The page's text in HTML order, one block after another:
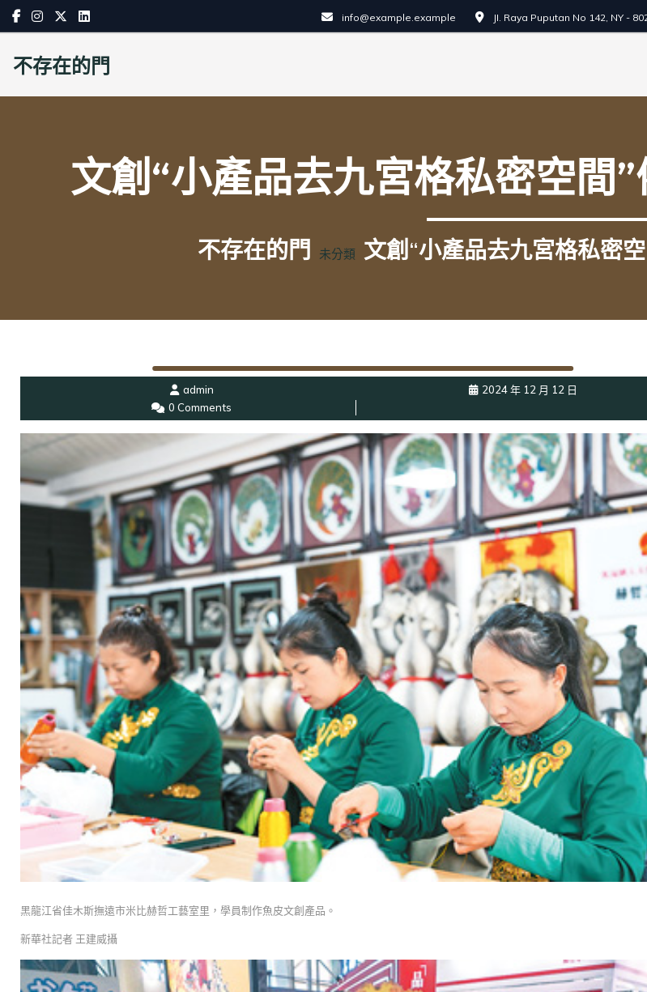
Skip
info@example.example JI. Raya Puputan No 142, NY -
不存在的門
文創“小產品去九宮格私密空間
不存在的門 未分類 文創“小產品去九宮格私密
admin
2024 年 12 月 12 日
0 Comments
黑龍江省佳木斯撫遠市米比赫哲工藝室里，學員制作魚皮文創產品。
新華社記者 王建威攝